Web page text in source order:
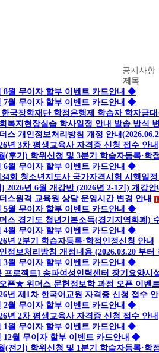
공지사항
제목
8월 무이자 할부 이벤트 카드안내 ◆
7월 무이자 할부 이벤트 카드안내 ◆
국장학재단 학점은행제 학습자 학자금
복지현장실습 학사일정 안내 발송 방식
스 개인정보처리방침 개정 안내
년 3차 평생교육사 자격증 신청 접수 안내
(후기) 학위신청 및 3분기 학습자등록·학
6월 무이자 할부 이벤트 카드안내 ◆
34회 청소년지도사 국가자격시험 시행일
2026년 6월 개강반 (2026년 2-1기) 개강안
스원격 교육원 상담 운영시간 변경 안내
5월 무이자 할부 이벤트 카드안내 ◆
스 경기도 청년기본소득(경기지역화폐)
4월 무이자 할부 이벤트 카드안내 ◆
년 2분기 학습자등록·학점인정신청 안내
정보처리방침 개정내용 (2026.03.20 부터
3월 무이자 할부 이벤트 카드안내 ◆
프로젝트] 송파여성인력센터 장기요양시
픈★ 위더스 문헌정보학 과정 오픈 이벤
년 제1차 한국어교원 자격증 신청 접수
2월 무이자 할부 이벤트 카드안내 ◆
년 2차 평생교육사 자격증 신청 접수 안내
1월 무이자 할부 이벤트 카드안내 ◆
12월 무이자 할부 이벤트 카드안내 ◆
(전기) 학위신청 및 1분기 학습자등록·학